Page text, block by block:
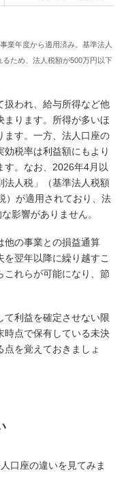
業年度から適用済み。基準法人
ため、法人税額が500万円以下
扱われ、給与所得など他
まります。所得が多いほ
ます。一方、法人口座の
税率は利益額にもより
す。なお、2026年4月以
法人税」（基準法人税額
）が適用されており、法
影響がありません。
他の事業との損益通算
を翌年以降に繰り越すこ
これらが可能になり、節
て利益を確定させない限
時点で保有している未決
を覚えておきましょ
口座の違いを見てみま